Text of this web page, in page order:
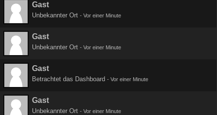
Gast
Unbekannter Ort - Vor einer Minute
Gast
Unbekannter Ort - Vor einer Minute
Gast
Betrachtet das Dashboard - Vor einer Minute
Gast
Unbekannter Ort - Vor einer Minute